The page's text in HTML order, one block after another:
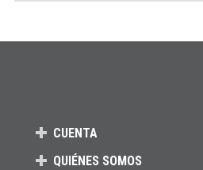
CUENTA
QUIÉNES SOMOS